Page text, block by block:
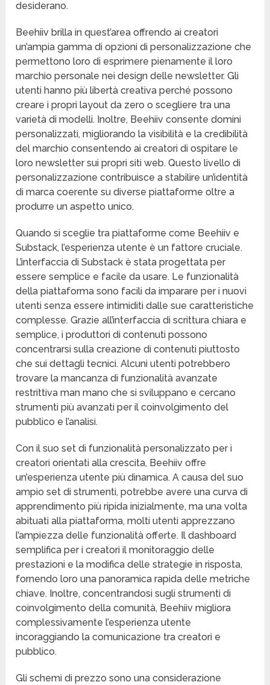
desiderano.
Beehiiv brilla in quest’area offrendo ai creatori
un’ampia gamma di opzioni di personalizzazione che
permettono loro di esprimere pienamente il loro
marchio personale nei design delle newsletter. Gli
utenti hanno più libertà creativa perché possono
creare i propri layout da zero o scegliere tra una
varietà di modelli. Inoltre, Beehiiv consente domini
personalizzati, migliorando la visibilità e la credibilità
del marchio consentendo ai creatori di ospitare le
loro newsletter sui propri siti web. Questo livello di
personalizzazione contribuisce a stabilire un’identità
di marca coerente su diverse piattaforme oltre a
produrre un aspetto unico.
Quando si sceglie tra piattaforme come Beehiiv e
Substack, l’esperienza utente è un fattore cruciale.
L’interfaccia di Substack è stata progettata per
essere semplice e facile da usare. Le funzionalità
della piattaforma sono facili da imparare per i nuovi
utenti senza essere intimiditi dalle sue caratteristiche
complesse. Grazie all’interfaccia di scrittura chiara e
semplice, i produttori di contenuti possono
concentrarsi sulla creazione di contenuti piuttosto
che sui dettagli tecnici. Alcuni utenti potrebbero
trovare la mancanza di funzionalità avanzate
restrittiva man mano che si sviluppano e cercano
strumenti più avanzati per il coinvolgimento del
pubblico e l’analisi.
Con il suo set di funzionalità personalizzato per i
creatori orientati alla crescita, Beehiiv offre
un’esperienza utente più dinamica. A causa del suo
ampio set di strumenti, potrebbe avere una curva di
apprendimento più ripida inizialmente, ma una volta
abituati alla piattaforma, molti utenti apprezzano
l’ampiezza delle funzionalità offerte. Il dashboard
semplifica per i creatori il monitoraggio delle
prestazioni e la modifica delle strategie in risposta,
fornendo loro una panoramica rapida delle metriche
chiave. Inoltre, concentrandosi sugli strumenti di
coinvolgimento della comunità, Beehiiv migliora
complessivamente l’esperienza utente
incoraggiando la comunicazione tra creatori e
pubblico.
Gli schemi di prezzo sono una considerazione